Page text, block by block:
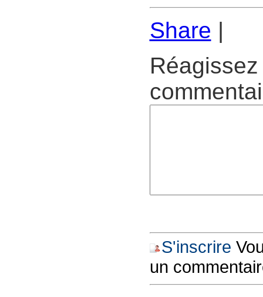
Share |
S'inscrire
un